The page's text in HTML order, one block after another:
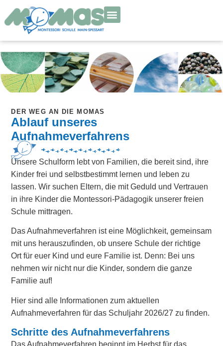
DER WEG AN DIE MOMAS
Ablauf unseres
Aufnahmeverfahrens
Unsere Schulform lebt von Familien, die bereit sind, ihre
Kinder frei und selbstbestimmt lernen und leben zu
lassen. Wir suchen Eltern, die mit Geduld und Vertrauen
in ihre Kinder die Montessori-Pädagogik unserer freien
Schule mittragen.
Das Aufnahmeverfahren ist eine Möglichkeit, gemeinsam
mit uns herauszufinden, ob unsere Schule der richtige
Ort für euer Kind und eure Familie ist. Denn: Bei uns
nehmen wir nicht nur die Kinder, sondern die ganze
Familie auf!
Hier sind alle Informationen zum aktuellen
Aufnahmeverfahren für das Schuljahr 2026/27 zu finden.
Schritte des Aufnahmeverfahrens
Das Aufnahmeverfahren beginnt im Herbst für das